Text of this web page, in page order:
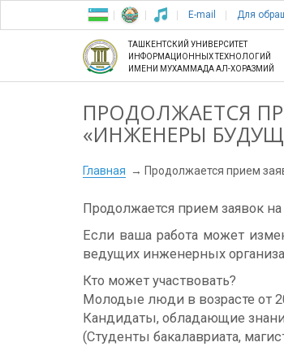
E-mail Для
ТАШКЕНТСКИЙ УНИВЕРСИТЕТ
ИНФОРМАЦИОННЫХ ТЕХНОЛОГИЙ
ИМЕНИ МУХАММАДА АЛ-ХОРАЗМИЙ
ПРОДОЛЖАЕТСЯ
«ИНЖЕНЕРЫ
Главная Продолжается прием
Продолжается прием заявок
Если ваша работа может
ведущих инженерных
Кто может участвовать?
Молодые люди в возрасте от
Кандидаты, обладающие
(Студенты бакалавриата,